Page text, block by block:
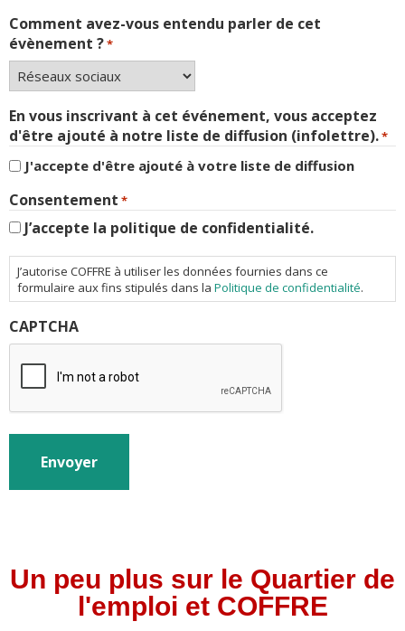
Comment avez-vous entendu parler de cet
évènement ?*
En vous inscrivant à cet événement, vous acceptez
d'être ajouté à notre liste de diffusion (infolettre).*
J'accepte d'être ajouté à votre liste de diffusion
Consentement *
J’accepte la politique de confidentialité.
J’autorise COFFRE à utiliser les données fournies dans ce
formulaire aux fins stipulés dans la Politique de confidentialité.
CAPTCHA
Un peu plus sur le Quartier de
l'emploi et COFFRE